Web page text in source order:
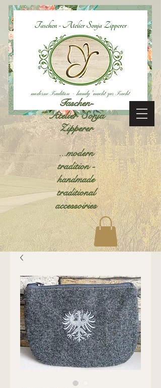
Taschen-
Atelier Sonja
Zipperer
...modern
tradition -
handmade
traditional
accessoiries